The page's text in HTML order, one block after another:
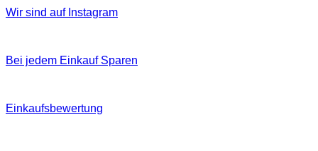
Wir sind auf Instagram
Bei jedem Einkauf Sparen
Einkaufsbewertung